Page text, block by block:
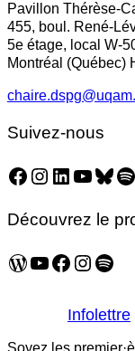
Pavillon Thérèse-
455, boul. René-
5e étage, local W-
Montréal (Québec)
Suivez-nous
Facebook
Instagram
LinkedIn
Découvrez le
WordPress
YouTube
Facebook
Infolettre
Soyez les